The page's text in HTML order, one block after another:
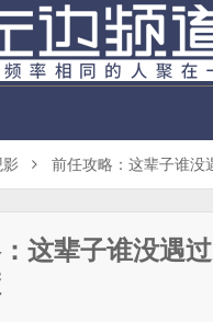
影 前任攻略：这辈子谁没
这辈子谁没遇